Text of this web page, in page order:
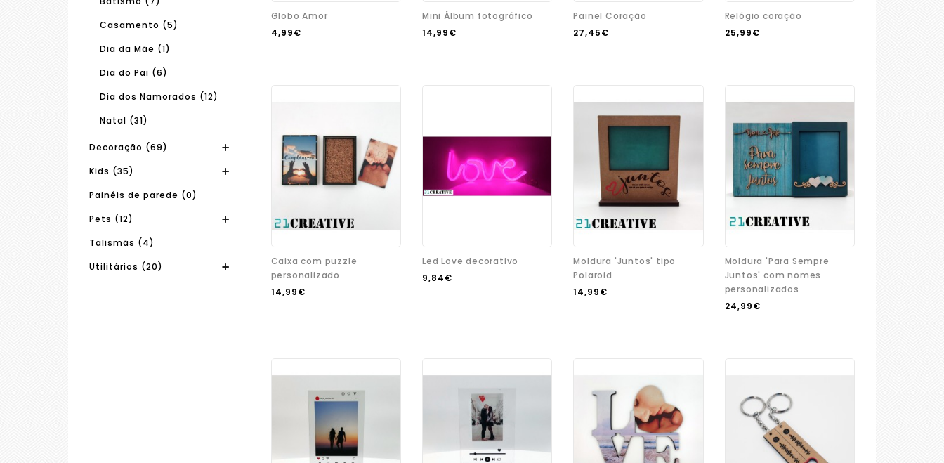
Casamento (5)
Dia da Mãe (1)
Dia do Pai (6)
Dia dos Namorados (12)
Natal (31)
Decoração (69)
Kids (35)
Painéis de parede (0)
Pets (12)
Talismãs (4)
Utilitários (20)
Globo Amor
4,99€
Mini Álbum fotográfico
14,99€
Painel Coração
27,45€
Relógio coração
25,99€
Caixa com puzzle
personalizado
14,99€
Led Love decorativo
9,84€
Moldura 'Juntos' tipo
Polaroid
14,99€
Moldura 'Para Sempre
Juntos' com nomes
personalizados
24,99€